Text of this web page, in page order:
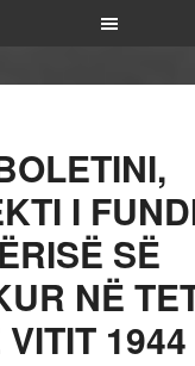
I
SË
NË
1944